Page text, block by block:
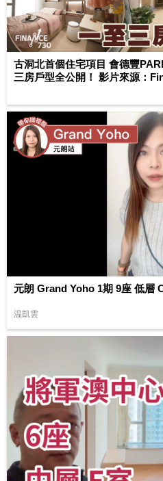
古洞北首個住宅項目 會德豐
三房戶型全公開！ 影片來源：
元朗 Grand Yoho 1期 9座 低層
温凱雲